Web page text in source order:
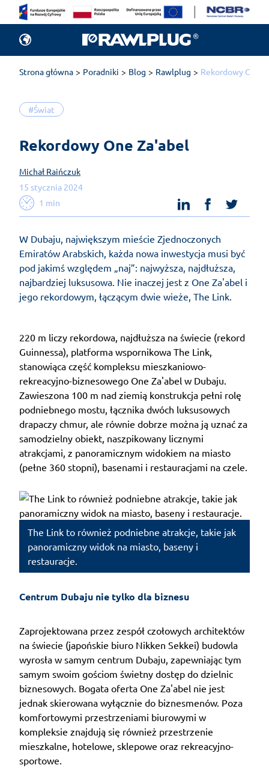
Strona główna Poradniki Blog Rawlplug Rekordowy One
#Świat
Rekordowy One Za'abel
15 stycznia 2024
1 min
Michał Raińczuk
linkedinfacebook
W Dubaju, największym mieście Zjednoczonych
Emiratów Arabskich, każda nowa inwestycja musi być
pod jakimś względem „naj”: najwyższa, najdłuższa,
najbardziej luksusowa. Nie inaczej jest z One Za'abel i
jego rekordowym, łączącym dwie wieże, The Link.
220 m liczy rekordowa, najdłuższa na świecie (rekord
Guinnessa), platforma wspornikowa The Link,
stanowiąca część kompleksu mieszkaniowo-
rekreacyjno-biznesowego One Za'abel w Dubaju.
Zawieszona 100 m nad ziemią konstrukcja pełni rolę
podniebnego mostu, łącznika dwóch luksusowych
drapaczy chmur, ale równie dobrze można ją uznać za
samodzielny obiekt, naszpikowany licznymi
atrakcjami, z panoramicznym widokiem na miasto
(pełne 360 stopni), basenami i restauracjami na czele.
The Link to również podniebne atrakcje, takie jak
panoramiczny widok na miasto, baseny i
restauracje.
Centrum Dubaju nie tylko dla biznesu
Zaprojektowana przez zespół czołowych architektów
na świecie (japońskie biuro Nikken Sekkei) budowla
wyrosła w samym centrum Dubaju, zapewniając tym
samym swoim gościom świetny dostęp do dzielnic
biznesowych. Bogata oferta One Za'abel nie jest
jednak skierowana wyłącznie do biznesmenów. Poza
komfortowymi przestrzeniami biurowymi w
kompleksie znajdują się również przestrzenie
mieszkalne, hotelowe, sklepowe oraz rekreacyjno-
sportowe.